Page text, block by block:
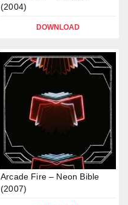
(2004)
DOWNLOAD
Arcade Fire – Neon Bible
(2007)